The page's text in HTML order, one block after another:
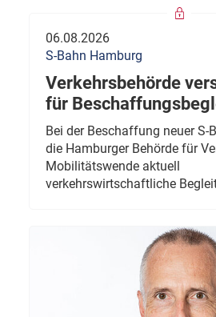
06.08.2026
S-Bahn Hamburg
Verkehrsbehörde
für
Bei der Beschaffung neuer S-
die Hamburger Behörde für
Mobilitätswende aktuell
verkehrswirtschaftliche